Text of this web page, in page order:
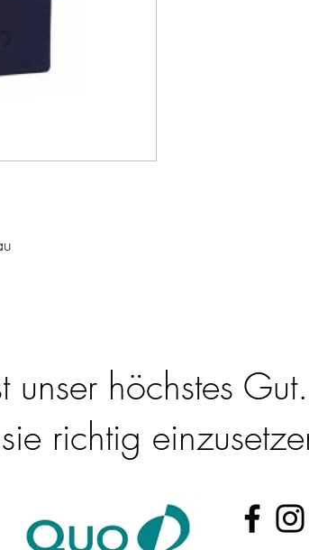
unser höchstes Gut.
richtig